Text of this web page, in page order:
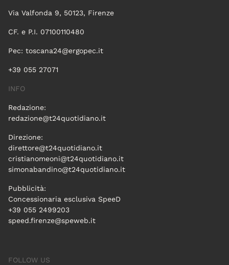
Via Valfonda 9, 50123, Firenze
CF. e P.I. 07100110480
Pec: toscana24@ergopec.it
+39 055 27071
INFO
Redazione:
redazione@t24quotidiano.it
Direzione:
direttore@t24quotidiano.it
cristianomeoni@t24quotidiano.it
simonabandino@t24quotidiano.it
Pubblicità:
Concessionaria esclusiva SpeeD
+39 055 2499203
speed.firenze@speweb.it
FOLLOW US